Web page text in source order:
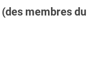
membres du